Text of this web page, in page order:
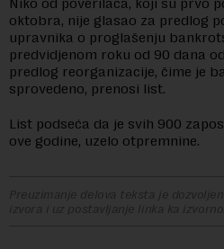
oktobra, nije glasao za predlog
upravnika o proglašenju
predvidjenom roku od 90 dana
predlog reorganizacije, čime je
sprovedeno, prenosi list.
List podseća da je svih 900
ove godine, uzelo otpremnine.
Preuzimanje delova teksta je
izvora i uz postavljanje linka ka